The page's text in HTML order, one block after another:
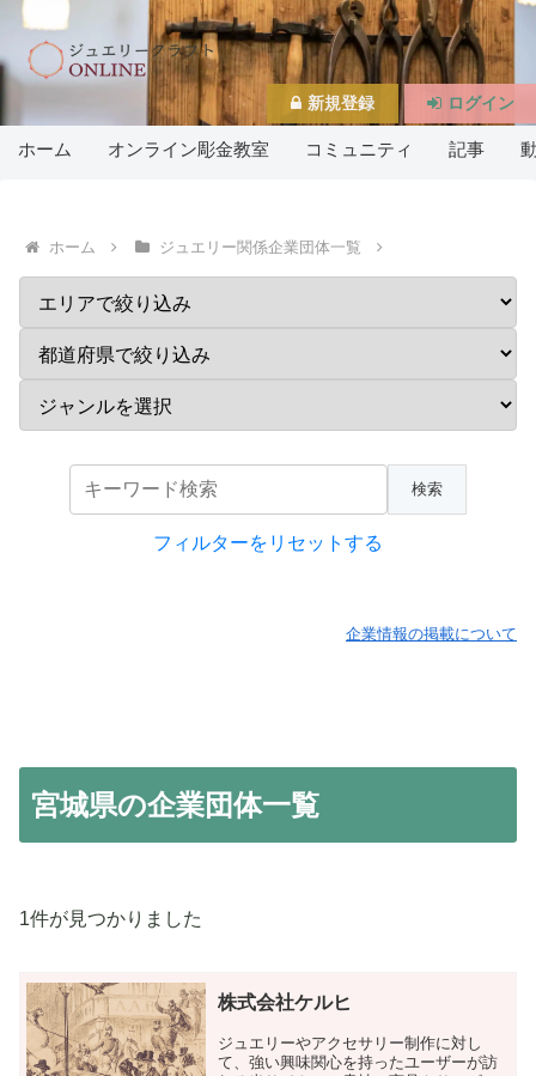
ホーム オンライン彫金教室 コミュニティ 記事
ホーム ジュエリー関係企業団体一覧
フィルターをリセットする
企業情報の掲載について
宮城県の企業団体一覧
1件が見つかりました
株式会社ケルヒ
ジュエリーやアクセサリー制作に対し
て、強い興味関心を持ったユーザーが訪
新規登録 ログイン